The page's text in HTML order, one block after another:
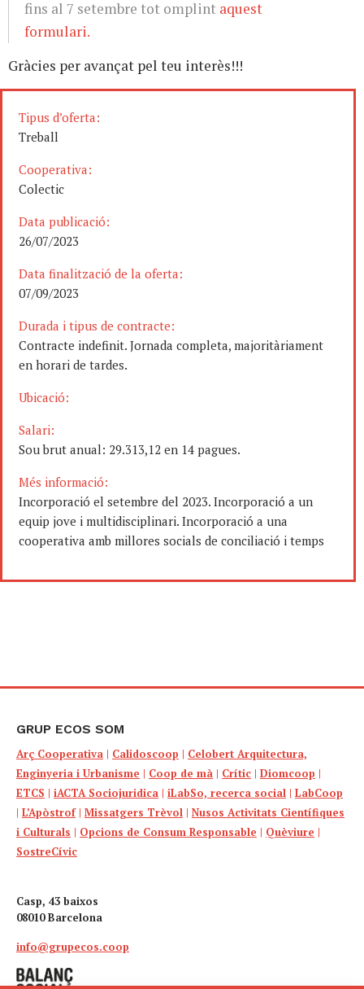
fins al 7 setembre tot omplint aquest
formulari.
Gràcies per avançat pel teu interès!!!
Tipus d’oferta:
Treball
Cooperativa:
Colectic
Data publicació:
26/07/2023
Data finalització de la oferta:
07/09/2023
Durada i tipus de contracte:
Contracte indefinit. Jornada completa, majoritàriament
en horari de tardes.
Ubicació:
Salari:
Sou brut anual: 29.313,12 en 14 pagues.
Més informació:
Incorporació el setembre del 2023. Incorporació a un
equip jove i multidisciplinari. Incorporació a una
cooperativa amb millores socials de conciliació i temps
GRUP ECOS SOM
Arç Cooperativa | Calidoscoop | Celobert Arquitectura,
Enginyeria i Urbanisme | Coop de mà | Crític | Diomcoop |
ETCS | iACTA Sociojuridica | iLabSo, recerca social | LabCoop
| L’Apòstrof| Missatgers Trèvol | Nusos Activitats Científiques
i Culturals | Opcions de Consum Responsable | Quèviure |
SostreCívic
Casp, 43 baixos
08010 Barcelona
info@grupecos.coop